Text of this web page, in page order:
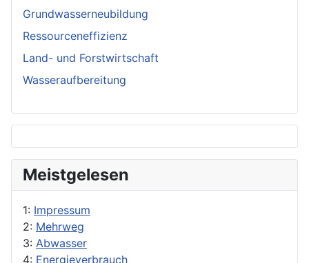
Grundwasserneubildung
Ressourceneffizienz
Land- und Forstwirtschaft
Wasseraufbereitung
Meistgelesen
1: Impressum
2: Mehrweg
3: Abwasser
4: Energieverbrauch